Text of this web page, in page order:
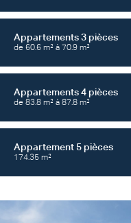
Appartements 3 pièces
de 60.6 m² à 70.9 m²
Appartements 4 pièces
de 83.8 m² à 87.8 m²
Appartement 5 pièces
174.35 m²